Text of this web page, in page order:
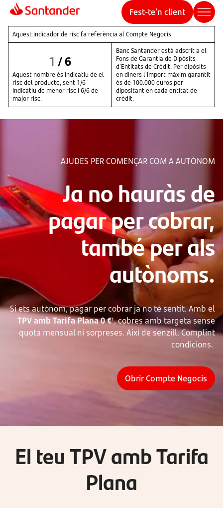
Fest-te'n client
Aquest indicador de risc fa referència al Compte Negocis
1 /6
Aquest nombre és indicatiu de el
risc del producte, sent 1/6
indicatiu de menor risc i 6/6 de
major risc.
Banc Santander està adscrit a el
Fons de Garantia de Dipòsits
d'Entitats de Crèdit. Per dipòsits
en diners l'import màxim garantit
és de 100.000 euros per
dipositant en cada entitat de
crèdit.
AJUDES PER COMENÇAR COM A AUTÒNOM
Ja no hauràs de
pagar per cobrar,
també per als
autònoms.
Si ets autònom, pagar per cobrar ja no té sentit. Amb el
TPV amb Tarifa Plana 0 €1, cobres amb targeta sense
quota mensual ni sorpreses. Així de senzill. Complint
condicions.
Obrir Compte Negocis
El teu TPV amb Tarifa
Plana